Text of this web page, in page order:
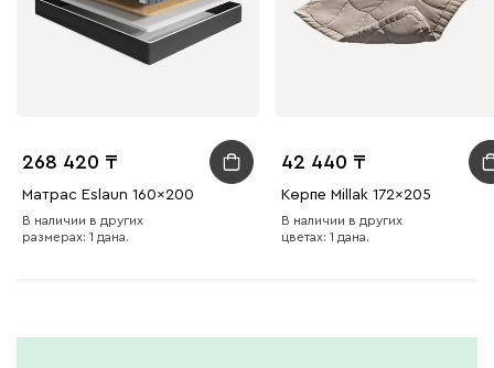
268 420
Матрас Eslaun 160x200
В наличии в других
размерах: 1 дана.
42 440
Көрпе Millak 172x205
В наличии в других
цветах: 1 дана.